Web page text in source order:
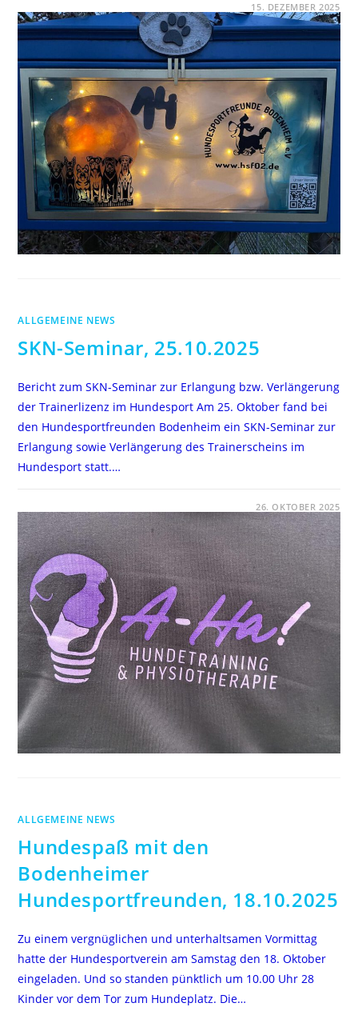
BODENHEIMER
ADVENTSFENSTER,
14.12.2025
15. DEZEMBER 2025
ALLGEMEINE NEWS
SKN-Seminar, 25.10.2025
Bericht zum SKN-Seminar zur Erlangung bzw. Verlängerung
der Trainerlizenz im Hundesport Am 25. Oktober fand bei
den Hundesportfreunden Bodenheim ein SKN-Seminar zur
Erlangung sowie Verlängerung des Trainerscheins im
Hundesport statt.…
SKN-
SEMINAR,
25.10.2025
26. OKTOBER 2025
ALLGEMEINE NEWS
Hundespaß mit den
Bodenheimer
Hundesportfreunden, 18.10.2025
Zu einem vergnüglichen und unterhaltsamen Vormittag
hatte der Hundesportverein am Samstag den 18. Oktober
eingeladen. Und so standen pünktlich um 10.00 Uhr 28
Kinder vor dem Tor zum Hundeplatz. Die…